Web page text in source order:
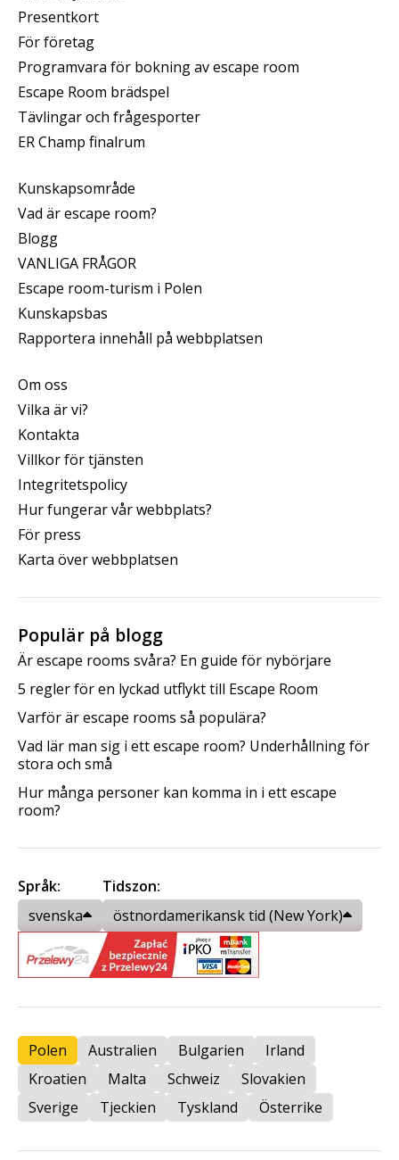
Presentkort
För företag
Programvara för bokning av escape room
Escape Room brädspel
Tävlingar och frågesporter
ER Champ finalrum
Kunskapsområde
Vad är escape room?
Blogg
VANLIGA FRÅGOR
Escape room-turism i Polen
Kunskapsbas
Rapportera innehåll på webbplatsen
Om oss
Vilka är vi?
Kontakta
Villkor för tjänsten
Integritetspolicy
Hur fungerar vår webbplats?
För press
Karta över webbplatsen
Populär på blogg
Är escape rooms svåra? En guide för nybörjare
5 regler för en lyckad utflykt till Escape Room
Varför är escape rooms så populära?
Vad lär man sig i ett escape room? Underhållning för
stora och små
Hur många personer kan komma in i ett escape
room?
Språk:
svenska
Tidszon:
östnordamerikansk tid (New York)
Polen Australien Bulgarien
Irland
Kroatien
Malta Schweiz
Slovakien
Sverige
Tjeckien Tyskland Österrike